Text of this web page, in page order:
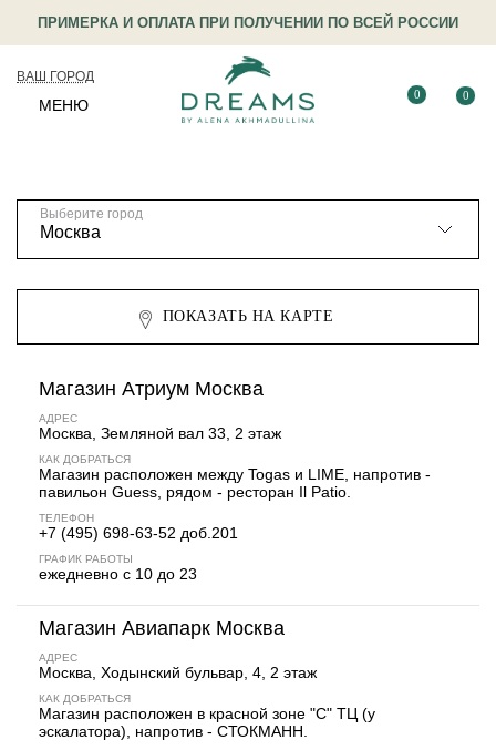
ПРИМЕРКА И ОПЛАТА ПРИ ПОЛУЧЕНИИ ПО ВСЕЙ РОССИИ
ВАШ ГОРОД
МЕНЮ
0 0
Выберите город
ПОКАЗАТЬ НА КАРТЕ
Магазин Атриум Москва
АДРЕС
Москва, Земляной вал 33, 2 этаж
КАК ДОБРАТЬСЯ
Магазин расположен между Togas и LIME, напротив -
павильон Guess, рядом - ресторан Il Patio.
ТЕЛЕФОН
+7 (495) 698-63-52 доб.201
ГРАФИК РАБОТЫ
ежедневно с 10 до 23
Магазин Авиапарк Москва
АДРЕС
Москва, Ходынский бульвар, 4, 2 этаж
КАК ДОБРАТЬСЯ
Магазин расположен в красной зоне "С" ТЦ (у
эскалатора), напротив - СТОКМАНН.